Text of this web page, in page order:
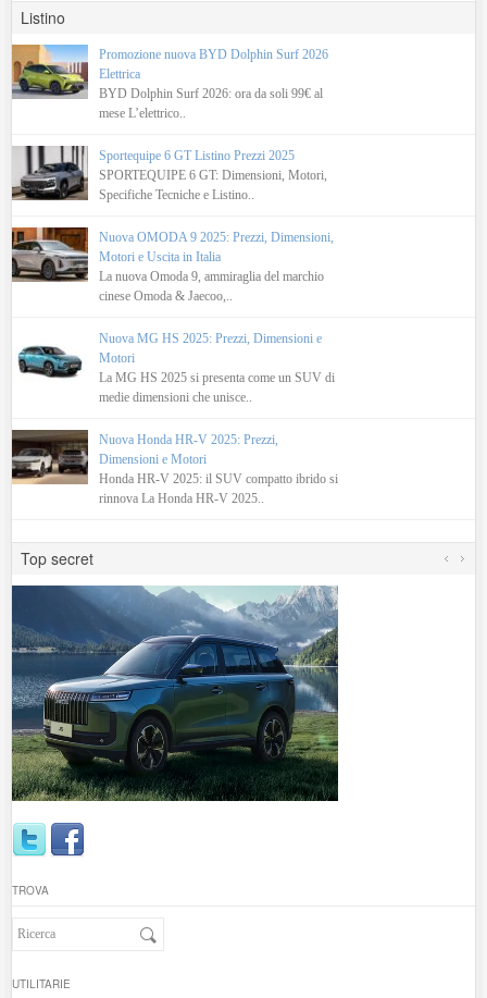
Listino
Promozione nuova BYD Dolphin Surf 2026
Elettrica
BYD Dolphin Surf 2026: ora da soli 99€ al
mese L’elettrico..
Sportequipe 6 GT Listino Prezzi 2025
SPORTEQUIPE 6 GT: Dimensioni, Motori,
Specifiche Tecniche e Listino..
Nuova OMODA 9 2025: Prezzi, Dimensioni,
Motori e Uscita in Italia
La nuova Omoda 9, ammiraglia del marchio
cinese Omoda & Jaecoo,..
Nuova MG HS 2025: Prezzi, Dimensioni e
Motori
La MG HS 2025 si presenta come un SUV di
medie dimensioni che unisce..
Nuova Honda HR-V 2025: Prezzi,
Dimensioni e Motori
Honda HR-V 2025: il SUV compatto ibrido si
rinnova La Honda HR-V 2025..
Top secret
TROVA
UTILITARIE